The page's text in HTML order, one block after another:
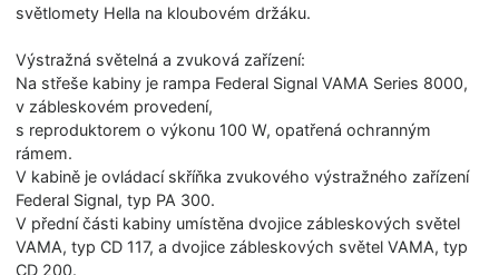
světlomety Hella na kloubovém držáku.
Výstražná světelná a zvuková zařízení:
Na střeše kabiny je rampa Federal Signal VAMA Series 8000,
v zábleskovém provedení,
s reproduktorem o výkonu 100 W, opatřená ochranným
rámem.
V kabině je ovládací skříňka zvukového výstražného zařízení
Federal Signal, typ PA 300.
V přední části kabiny umístěna dvojice zábleskových světel
VAMA, typ CD 117, a dvojice zábleskových světel VAMA, typ
CD 200.